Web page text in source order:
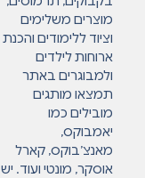
מוצרים משלימים
וציוד ללימודים והכנת
ארוחות לילדים
ולמבוגרים באתר
תמצאו מותגים
מובילים כמו
יאמבוקס,
מאנצ’בוקס, קארל
אוסקר, מונטי ועוד. יש